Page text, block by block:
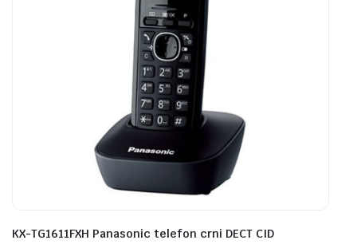
KX-TG1611FXH Panasonic telefon crni DECT CID